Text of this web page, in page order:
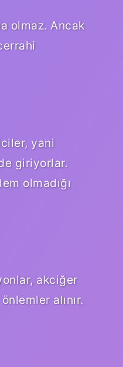
olmaz. Ancak
yani
giriyorlar.
olmadığı
akciğer
alınır.